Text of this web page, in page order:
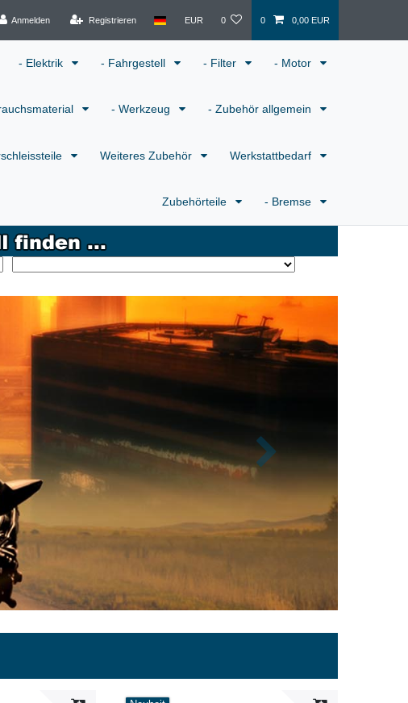
Anmelden Registrieren EUR 0 0 0,00 EUR
- Elektrik - Fahrgestell - Filter - Motor
- Werkzeug - Zubehör allgemein
Weiteres Zubehör Werkstattbedarf
Zubehörteile - Bremse
Nächste